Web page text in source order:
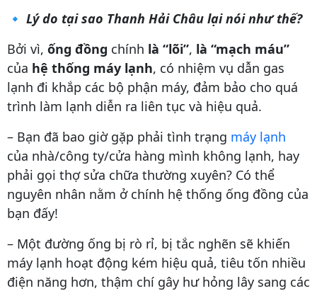
🔹 Lý do tại sao Thanh Hải Châu lại nói như thế?
Bởi vì, ống đồng chính là “lõi”, là “mạch máu”
của hệ thống máy lạnh, có nhiệm vụ dẫn gas
lạnh đi khắp các bộ phận máy, đảm bảo cho quá
trình làm lạnh diễn ra liên tục và hiệu quả.
– Bạn đã bao giờ gặp phải tình trạng máy lạnh
của nhà/công ty/cửa hàng mình không lạnh, hay
phải gọi thợ sửa chữa thường xuyên? Có thể
nguyên nhân nằm ở chính hệ thống ống đồng của
bạn đấy!
– Một đường ống bị rò rỉ, bị tắc nghẽn sẽ khiến
máy lạnh hoạt động kém hiệu quả, tiêu tốn nhiều
điện năng hơn, thậm chí gây hư hỏng lây sang các